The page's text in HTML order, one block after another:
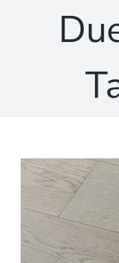
Ingrandisci
immagine